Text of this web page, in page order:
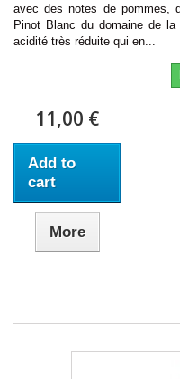
avec des notes de pommes,
Pinot Blanc du domaine de
acidité très réduite qui en...
11,00 €
Add to
cart
More